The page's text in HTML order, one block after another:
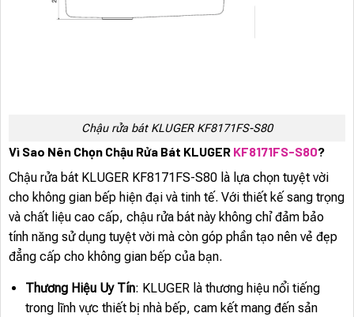
Chậu rửa bát KLUGER KF8171FS-S80
Vì Sao Nên Chọn Chậu Rửa Bát KLUGER KF8171FS-S80?
Chậu rửa bát KLUGER KF8171FS-S80 là lựa chọn tuyệt vời
cho không gian bếp hiện đại và tinh tế. Với thiết kế sang trọng
và chất liệu cao cấp, chậu rửa bát này không chỉ đảm bảo
tính năng sử dụng tuyệt vời mà còn góp phần tạo nên vẻ đẹp
đẳng cấp cho không gian bếp của bạn.
Thương Hiệu Uy Tín: KLUGER là thương hiệu nổi tiếng
trong lĩnh vực thiết bị nhà bếp, cam kết mang đến sản